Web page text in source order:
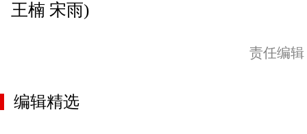
王楠 宋雨)
责任编
编辑精选